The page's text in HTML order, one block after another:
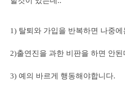
1) 탈퇴와 가입을 반복하면 나중
2)출연진을 과한 비판을 하면 안된
3) 예의 바르게 행동해야합니다.